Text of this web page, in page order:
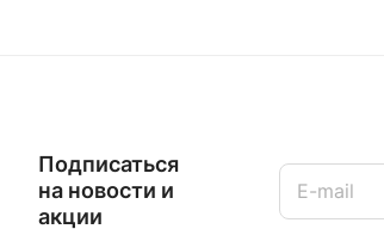
Подписаться
на новости и
акции